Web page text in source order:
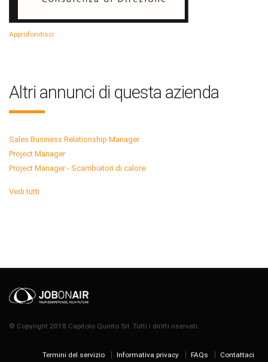
Approfondisci
Altri annunci di questa azienda
Sales Business Relationship Manager
Project Manager
Project Manager - Scambiatori di calore
Vedi tutti
© Copyright 2018 Capitolo Quinto Srl. Tutti i diritti riservati.
Termini del servizio Informativa privacy FAQs Contattaci